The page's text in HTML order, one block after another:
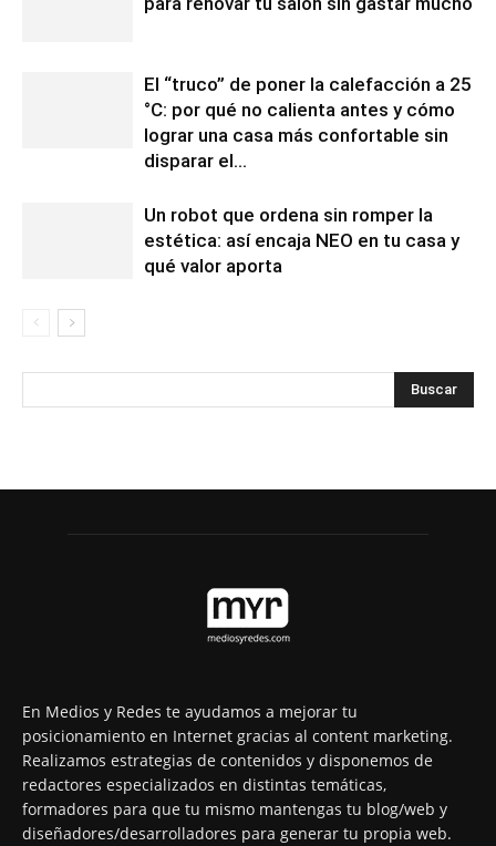
El “truco” de poner la calefacción a 25
°C: por qué no calienta antes y cómo
lograr una casa más confortable sin
disparar el...
Un robot que ordena sin romper la
estética: así encaja NEO en tu casa y
qué valor aporta
En Medios y Redes te ayudamos a mejorar tu
posicionamiento en Internet gracias al content marketing.
Realizamos estrategias de contenidos y disponemos de
redactores especializados en distintas temáticas,
formadores para que tu mismo mantengas tu blog/web y
diseñadores/desarrolladores para generar tu propia web.